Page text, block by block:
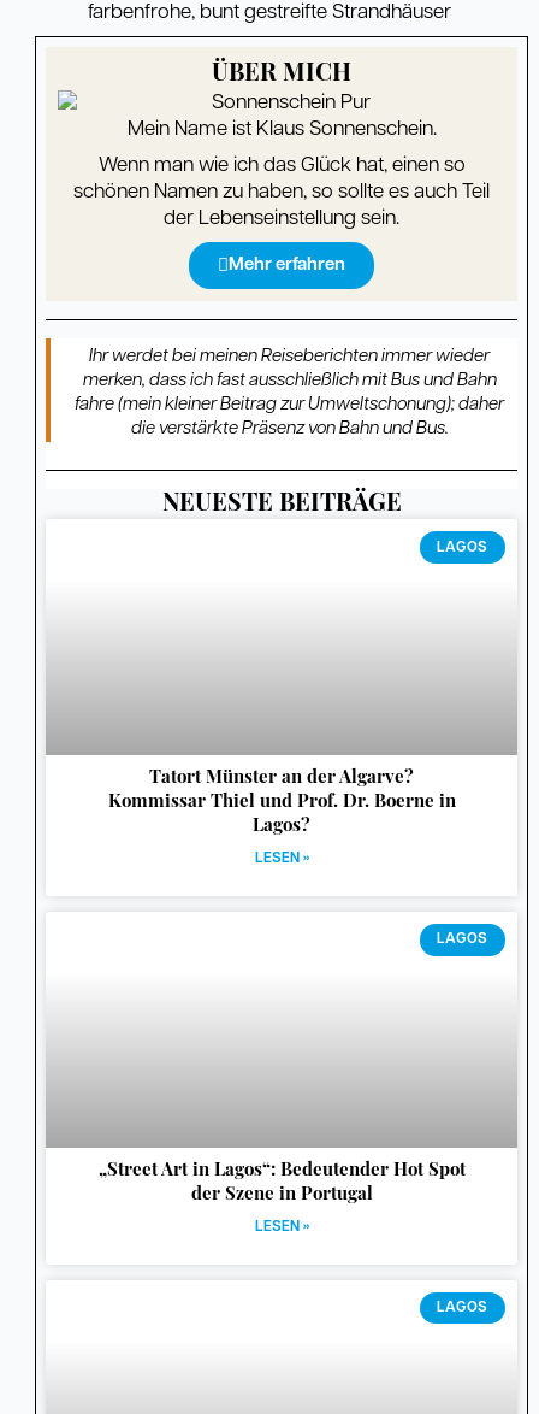
farbenfrohe, bunt gestreifte Strandhäuser
ÜBER MICH
Mein Name ist Klaus Sonnenschein.
Wenn man wie ich das Glück hat, einen so
schönen Namen zu haben, so sollte es auch Teil
der Lebenseinstellung sein.
Mehr erfahren
Ihr werdet bei meinen Reiseberichten immer wieder
merken, dass ich fast ausschließlich mit Bus und Bahn
fahre (mein kleiner Beitrag zur Umweltschonung); daher
die verstärkte Präsenz von Bahn und Bus.
NEUESTE BEITRÄGE
LAGOS
Tatort Münster an der Algarve?
Kommissar Thiel und Prof. Dr. Boerne in
Lagos?
LESEN »
LAGOS
„Street Art in Lagos“: Bedeutender Hot Spot
der Szene in Portugal
LESEN »
LAGOS
SeiteSeiteSeiteSeite